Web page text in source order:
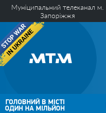
Муніципальний телеканал м.
Запоріжжя
ГОЛОВНИЙ В МІСТІ
ОДИН НА МІЛЬЙОН